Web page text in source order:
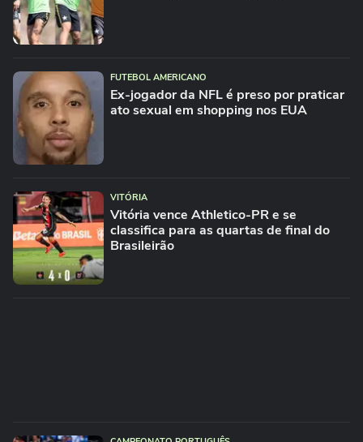
FUTEBOL AMERICANO
Ex-jogador da NFL é preso por praticar
ato sexual em shopping nos EUA
VITÓRIA
Vitória vence Athletico-PR e se
classifica para as quartas de final do
Brasileirão